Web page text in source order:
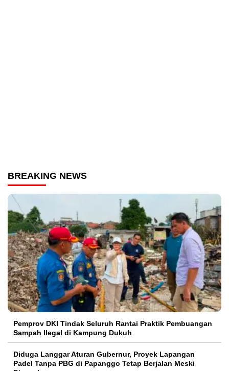
BREAKING NEWS
Pemprov DKI Tindak Seluruh Rantai Praktik Pembuangan
Sampah Ilegal di Kampung Dukuh
Diduga Langgar Aturan Gubernur, Proyek Lapangan
Padel Tanpa PBG di Papanggo Tetap Berjalan Meski